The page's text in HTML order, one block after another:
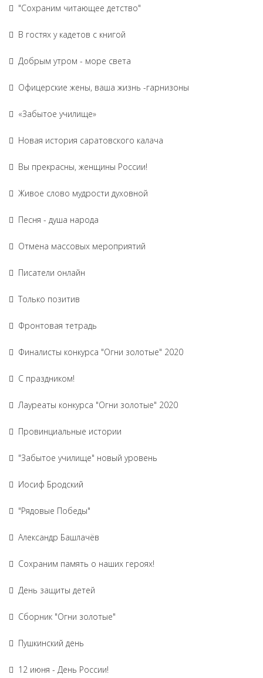
"Сохраним читающее детство"
В гостях у кадетов с книгой
Добрым утром - море света
Офицерские жены, ваша жизнь -гарнизоны
«Забытое училище»
Новая история саратовского калача
Вы прекрасны, женщины России!
Живое слово мудрости духовной
Песня - душа народа
Отмена массовых мероприятий
Писатели онлайн
Только позитив
Фронтовая тетрадь
Финалисты конкурса "Огни золотые" 2020
С праздником!
Лауреаты конкурса "Огни золотые" 2020
Провинциальные истории
"Забытое училище" новый уровень
Иосиф Бродский
"Рядовые Победы"
Александр Башлачёв
Сохраним память о наших героях!
День защиты детей
Сборник "Огни золотые"
Пушкинский день
12 июня - День России!